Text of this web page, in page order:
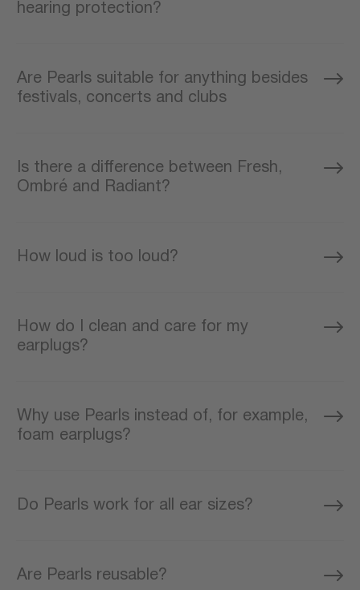
hearing protection?
Are Pearls suitable for anything besides
festivals, concerts and clubs
Is there a difference between Fresh,
Ombré and Radiant?
How loud is too loud?
How do I clean and care for my
earplugs?
Why use Pearls instead of, for example,
foam earplugs?
Do Pearls work for all ear sizes?
Are Pearls reusable?